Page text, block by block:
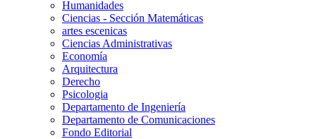
Humanidades
Ciencias - Sección Matemáticas
artes escenicas
Ciencias Administrativas
Economía
Arquitectura
Derecho
Psicologia
Departamento de Ingeniería
Departamento de Comunicaciones
Fondo Editorial